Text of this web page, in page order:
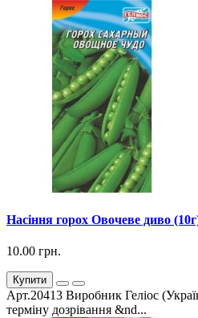
Насіння горох Овочеве диво
10.00 грн.
Купити
Арт.20413 Виробник Геліос
терміну дозрівання &nd...